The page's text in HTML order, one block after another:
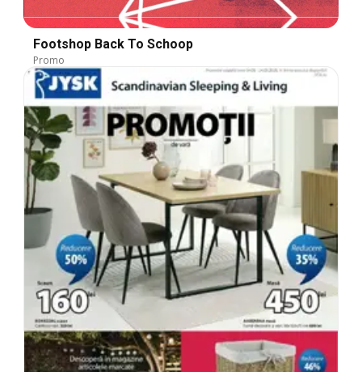
Footshop Back To Schoop
Promo